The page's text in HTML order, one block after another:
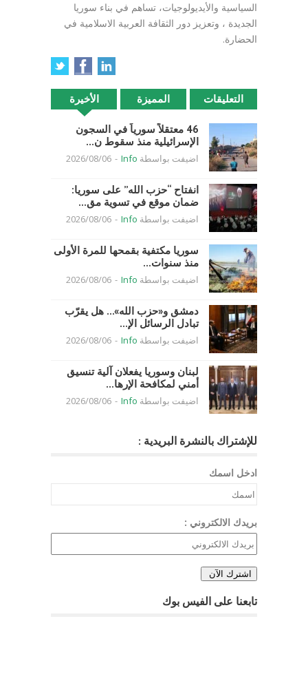
السياسية والأيديولوجيات، تساهم في بناء سوريا
الجديدة ، وتعزيز دور الثقافة العربية الاسلامية في
الحضارة.
الأخيرة المميزة التعليقات
46 معتقلاً سورياً في السجون
الإسرائيلية منذ سقوط ن...
اضيفت بواسطة Info
-
2026/08/06
انفتاح “حزب الله” على سوريا:
ضمان موقع في تسوية مق...
اضيفت بواسطة Info
-
2026/08/06
سوريا مكتفية بقمحها للمرة الأولى
منذ سنوات...
اضيفت بواسطة Info
-
2026/08/06
دمشق و«حزب الله»… هل يقرّب
تبادل الرسائل الإ...
اضيفت بواسطة Info
-
2026/08/06
لبنان وسوريا يفعلان آلية تنسيق
أمني لمكافحة الإرها...
اضيفت بواسطة Info
-
2026/08/06
للإشتراك بالنشرة البريدية :
ادخل اسمك
بريدك الالكتروني :
تابعنا على الفيس بوك